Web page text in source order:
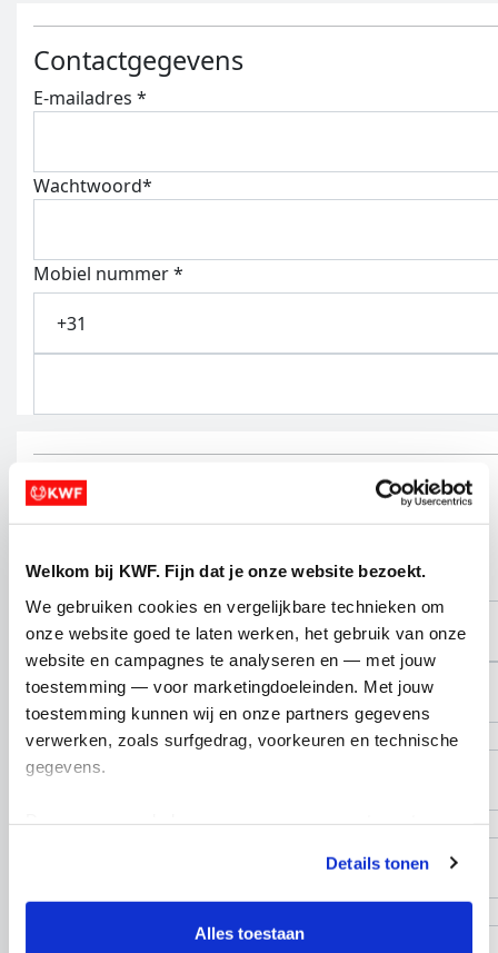
Welkom bij KWF. Fijn dat je onze website bezoekt.
We gebruiken cookies en vergelijkbare technieken om
onze website goed te laten werken, het gebruik van onze
website en campagnes te analyseren en — met jouw
toestemming — voor marketingdoeleinden. Met jouw
toestemming kunnen wij en onze partners gegevens
verwerken, zoals surfgedrag, voorkeuren en technische
gegevens.
tonen. Je kunt je toestemming op elk moment wijzigen of
intrekken via Cookie instellingen onderaan de pagina. De
lijst met cookies is te vinden in het tabblad “details”.
Details tonen
Alles toestaan
Contactgegevens
E-mailadres *
Wachtwoord*
Mobiel nummer*
+31
Adres gegevens
Toevoeging
Straatnaam
Woonplaats